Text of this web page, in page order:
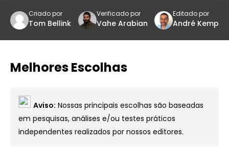
Criado por
Tom Bellink
Verificado por
Vahe Arabian
Editado por
André Kemp
Melhores Escolhas
Aviso: Nossas principais escolhas são baseadas
em pesquisas, análises e/ou testes práticos
independentes realizados por nossos editores.